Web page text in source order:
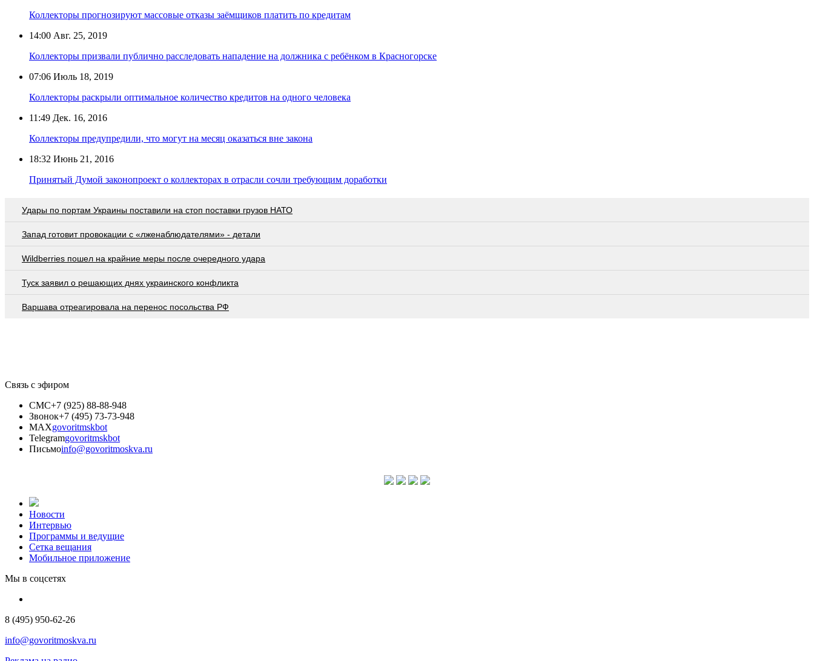
Коллекторы прогнозируют массовые отказы заёмщиков платить по кредитам
14:00 Авг. 25, 2019
Коллекторы призвали публично расследовать нападение на должника с ребёнком в Красногорске
07:06 Июль 18, 2019
Коллекторы раскрыли оптимальное количество кредитов на одного человека
11:49 Дек. 16, 2016
Коллекторы предупредили, что могут на месяц оказаться вне закона
18:32 Июнь 21, 2016
Принятый Думой законопроект о коллекторах в отрасли сочли требующим доработки
Удары по портам Украины поставили на стоп поставки грузов НАТО
Запад готовит провокации с «лженаблюдателями» - детали
Wildberries пошел на крайние меры после очередного удара
Туск заявил о решающих днях украинского конфликта
Варшава отреагировала на перенос посольства РФ
Связь с эфиром
СМС+7 (925) 88-88-948
Звонок+7 (495) 73-73-948
MAXgovoritmskbot
Telegramgovoritmskbot
Письмоinfo@govoritmoskva.ru
Новости
Интервью
Программы и ведущие
Сетка вещания
Мобильное приложение
Мы в соцсетях
8 (495) 950-62-26
info@govoritmoskva.ru